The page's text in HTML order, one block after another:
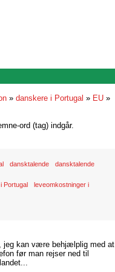
» danskere i Portugal » EU »
ord (tag) indgår.
dansktalende dansktalende
Portugal leveomkostninger i
jeg kan være behjælplig med at
før man rejser ned til